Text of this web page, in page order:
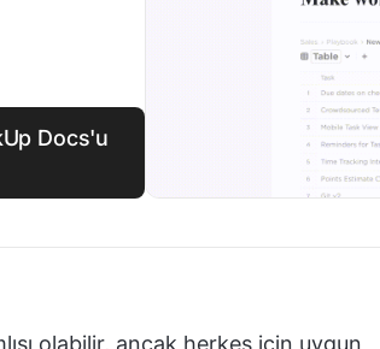
Docs'u
olabilir, ancak herkes için uygun